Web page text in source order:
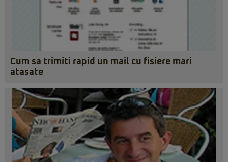
Cum sa trimiti rapid un mail cu fisiere mari
atasate